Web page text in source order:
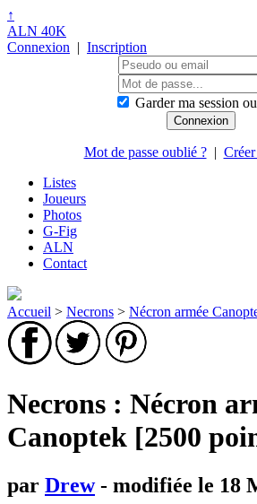
↑
ALN 40K
Connexion | Inscription
Garder ma session
Mot de passe oublié ?|
Listes
Joueurs
Photos
G-Fig
ALN
Contact
Accueil > Necrons > Nécron armée
Necrons : Nécron
Canoptek [2500
par Drew- modifiée le 18